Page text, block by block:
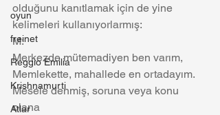
oyun
freinet
Reggio Emilia
Krishnamurti
Atlar
olduğunu kanıtlamak için de yine
kelimeleri kullanıyorlarmış:
M:
Merkezde mütemadiyen ben varım,
Memlekette, mahallede en ortadayım.
Mesele denmiş, soruna veya konu
olana